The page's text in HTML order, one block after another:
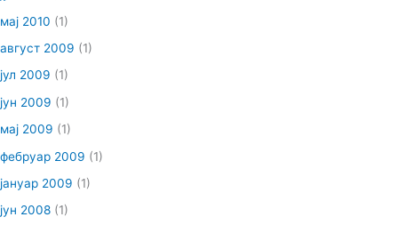
мај 2010 (1)
август 2009 (1)
јул 2009 (1)
јун 2009 (1)
мај 2009 (1)
фебруар 2009 (1)
јануар 2009 (1)
јун 2008 (1)